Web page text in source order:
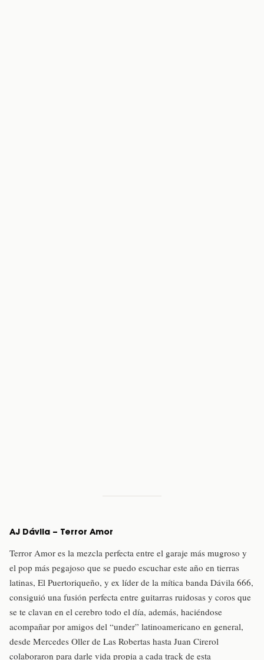
AJ Dávila – Terror Amor
Terror Amor es la mezcla perfecta entre el garaje más mugroso y
el pop más pegajoso que se puedo escuchar este año en tierras
latinas, El Puertoriqueño, y ex líder de la mítica banda Dávila 666,
consiguió una fusión perfecta entre guitarras ruidosas y coros que
se te clavan en el cerebro todo el día, además, haciéndose
acompañar por amigos del “under” latinoamericano en general,
desde Mercedes Oller de Las Robertas hasta Juan Cirerol
colaboraron para darle vida propia a cada track de esta